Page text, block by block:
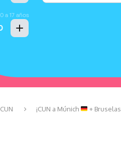
CUN ¡CUN a Múnich + Bruselas